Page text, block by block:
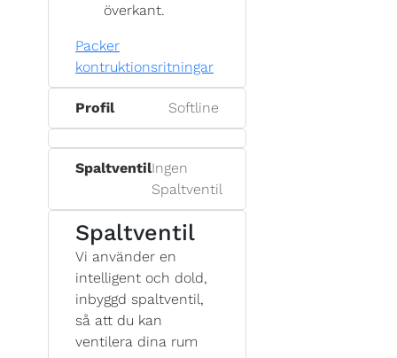
överkant.
Packer
kontruktionsritningar
Profil Softline
SpaltventilIngen
Spaltventil
Spaltventil
Vi använder en
intelligent och dold,
inbyggd spaltventil,
så att du kan
ventilera dina rum